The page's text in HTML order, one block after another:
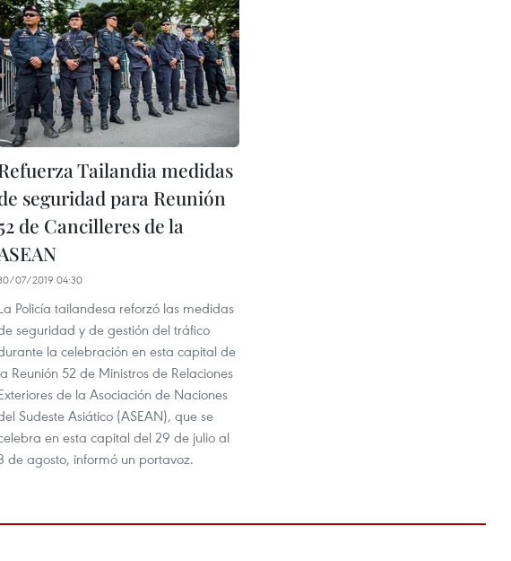
Tailandia medidas
seguridad para Reunión
de Cancilleres de la
07/2019 04:30
Policía tailandesa reforzó las medidas
seguridad y de gestión del tráfico
la celebración en esta capital de
Reunión 52 de Ministros de Relaciones
de la Asociación de Naciones
Sudeste Asiático (ASEAN), que se
en esta capital del 29 de julio al
de agosto, informó un portavoz.